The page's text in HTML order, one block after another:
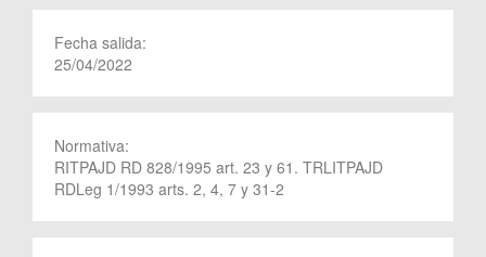
Fecha salida:
25/04/2022
Normativa:
RITPAJD RD 828/1995 art. 23 y 61. TRLITPAJD
RDLeg 1/1993 arts. 2, 4, 7 y 31-2